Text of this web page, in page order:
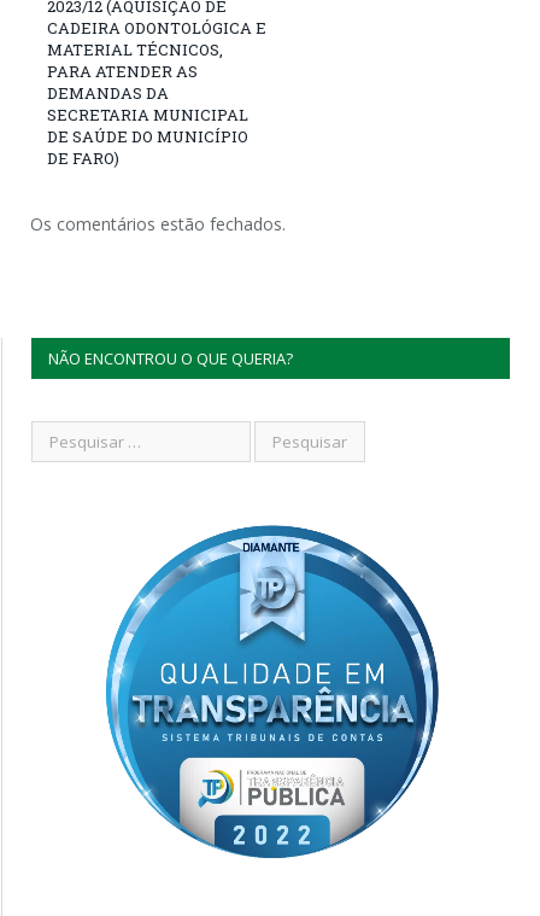
2023/12 (AQUISIÇÃO DE
CADEIRA ODONTOLÓGICA E
MATERIAL TÉCNICOS,
PARA ATENDER AS
DEMANDAS DA
SECRETARIA MUNICIPAL
DE SAÚDE DO MUNICÍPIO
DE FARO)
Os comentários estão fechados.
NÃO ENCONTROU O QUE QUERIA?